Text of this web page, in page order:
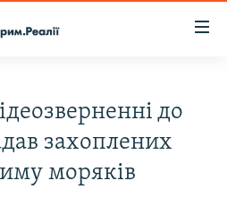
до
захоплених
моряків